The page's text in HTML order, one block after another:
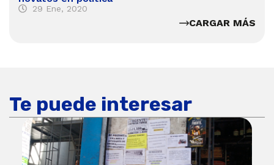
29 Ene, 2020
CARGAR MÁS
Te puede interesar